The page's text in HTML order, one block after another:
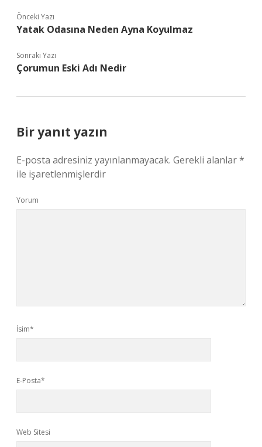
Önceki Yazı
Yatak Odasına Neden Ayna Koyulmaz
Sonraki Yazı
Çorumun Eski Adı Nedir
Bir yanıt yazın
E-posta adresiniz yayınlanmayacak. Gerekli alanlar*
ile işaretlenmişlerdir
Yorum
İsim*
E-Posta*
Web Sitesi